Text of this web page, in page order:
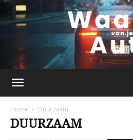
Home Duurzaam
DUURZAAM